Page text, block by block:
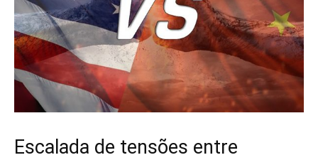
Escalada de tensões entre